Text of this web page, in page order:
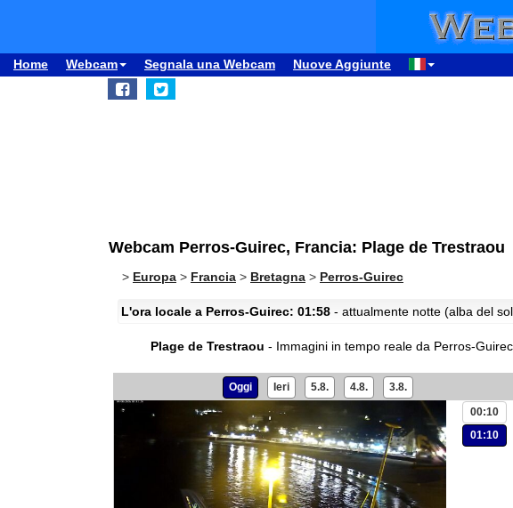
Home Webcam Segnala una Webcam Nuove Aggiunte
Webcam Perros-Guirec, Francia: Plage de Trestraou
> Europa > Francia > Bretagna > Perros-Guirec
L'ora locale a Perros-Guirec: 01:58 - attualmente notte (alba del
Plage de Trestraou - Immagini in tempo reale da Perros-Guirec.
Oggi Ieri 5.8. 4.8. 3.8.
00:10
01:10